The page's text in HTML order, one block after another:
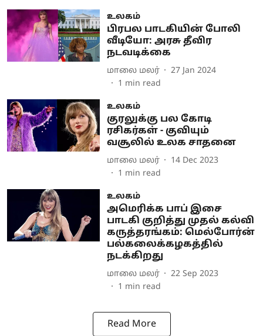
உலகம்
பிரபல பாடகியின் போலி
வீடியோ: அரசு தீவிர
நடவடிக்கை
மாலை மலர்
27 Jan 2024
1 min read
உலகம்
குரலுக்கு பல கோடி
ரசிகர்கள் - குவியும்
வசூலில் உலக சாதனை
மாலை மலர்
14 Dec 2023
1 min read
உலகம்
அமெரிக்க பாப் இசை
பாடகி குறித்து முதல் கல்வி
கருத்தரங்கம்: மெல்போர்ன்
பல்கலைக்கழகத்தில்
நடக்கிறது
மாலை மலர்
22 Sep 2023
1 min read
Read More